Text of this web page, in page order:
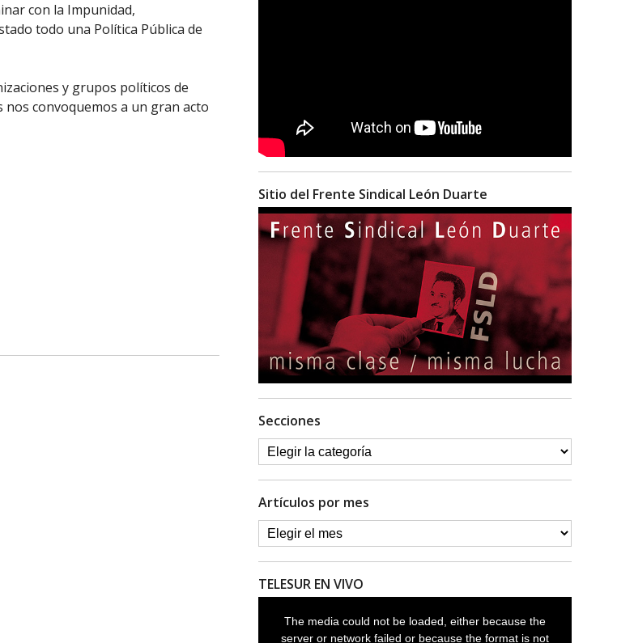
con la Impunidad,
todo una Política Pública de
y grupos políticos de
convoquemos a un gran acto
Sitio del Frente Sindical León Duarte
Secciones
Artículos por mes
TELESUR EN VIVO